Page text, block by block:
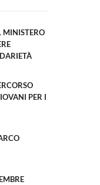
MINISTERO
PER I